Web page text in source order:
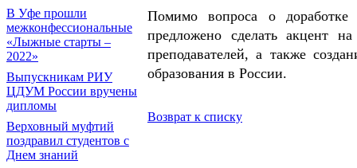
В Уфе прошли
межконфессиональные
«Лыжные старты –
2022»
Выпускникам РИУ
ЦДУМ России вручены
дипломы
Верховный муфтий
поздравил студентов с
Днем знаний
Помимо вопроса о доработке
предложено сделать акцент
преподавателей, а также
образования в России.
Возврат к списку